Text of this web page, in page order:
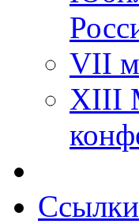
VII
XIII
Ссылки